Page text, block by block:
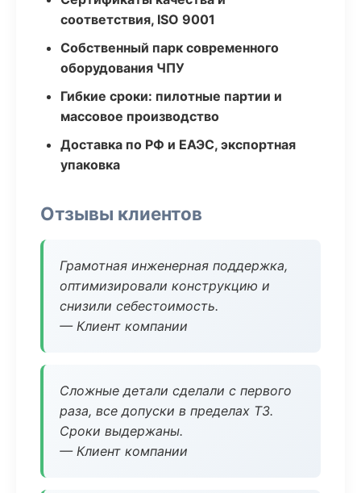
соответствия, ISO 9001
Собственный парк современного
оборудования ЧПУ
Гибкие сроки: пилотные партии и
массовое производство
Доставка по РФ и ЕАЭС, экспортная
упаковка
Отзывы клиентов
Грамотная инженерная поддержка,
оптимизировали конструкцию и
снизили себестоимость.
— Клиент компании
Сложные детали сделали с первого
раза, все допуски в пределах ТЗ.
Сроки выдержаны.
— Клиент компании